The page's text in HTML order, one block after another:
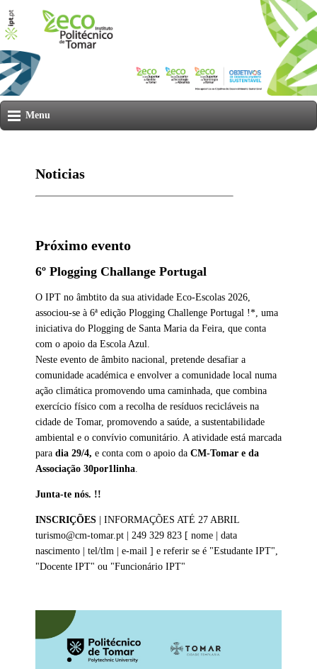
Menu
Noticias
Próximo evento
6º Plogging Challange Portugal
O IPT no âmbtito da sua atividade Eco-Escolas 2026,
associou-se à 6ª edição Plogging Challenge Portugal !*, uma
iniciativa do Plogging de Santa Maria da Feira, que conta
com o apoio da Escola Azul.
Neste evento de âmbito nacional, pretende desafiar a
comunidade académica e envolver a comunidade local numa
ação climática promovendo uma caminhada, que combina
exercício físico com a recolha de resíduos recicláveis na
cidade de Tomar, promovendo a saúde, a sustentabilidade
ambiental e o convívio comunitário. A atividade está marcada
para dia 29/4, e conta com o apoio da CM-Tomar e da
Associação 30por1linha.
Junta-te nós. !!
INSCRIÇÕES | INFORMAÇÕES ATÉ 27 ABRIL
turismo@cm-tomar.pt | 249 329 823 [ nome | data
nascimento | tel/tlm | e-mail ] e referir se é "Estudante IPT",
"Docente IPT" ou "Funcionário IPT"